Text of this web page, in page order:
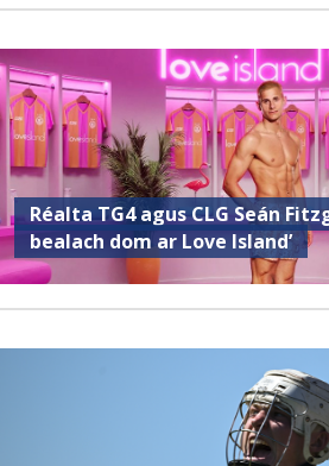
Réalta TG4 agus CLG Seán
bealach dom ar Love Island’